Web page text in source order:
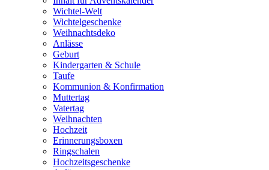
Wichtel-Welt
Wichtelgeschenke
Weihnachtsdeko
Anlässe
Geburt
Kindergarten & Schule
Taufe
Kommunion & Konfirmation
Muttertag
Vatertag
Weihnachten
Hochzeit
Erinnerungsboxen
Ringschalen
Hochzeitsgeschenke